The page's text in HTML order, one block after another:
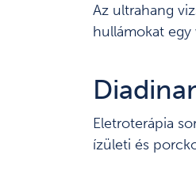
Az ultrahang
hullámokat egy
Eletroterápia
ízületi és